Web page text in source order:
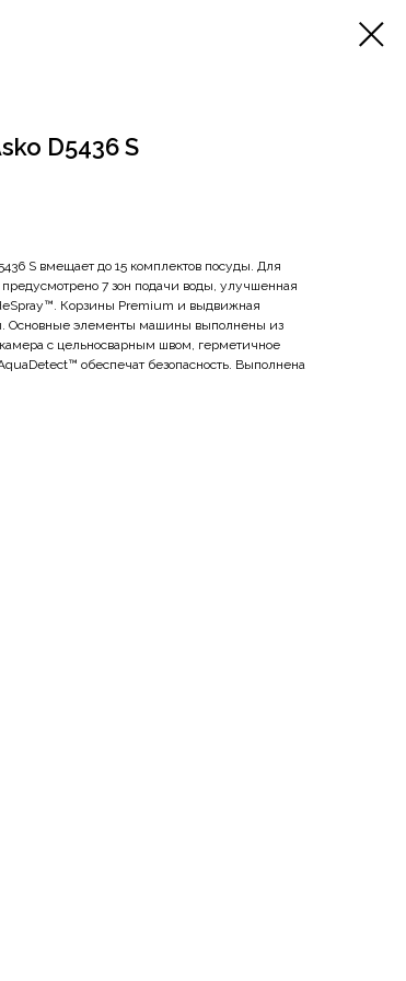
D5436 S
S вмещает до 15 комплектов посуды. Для
7 зон подачи воды, улучшенная
Корзины Premium и выдвижная
Основные элементы машины выполнены из
с цельносварным швом, герметичное
обеспечат безопасность. Выполнена